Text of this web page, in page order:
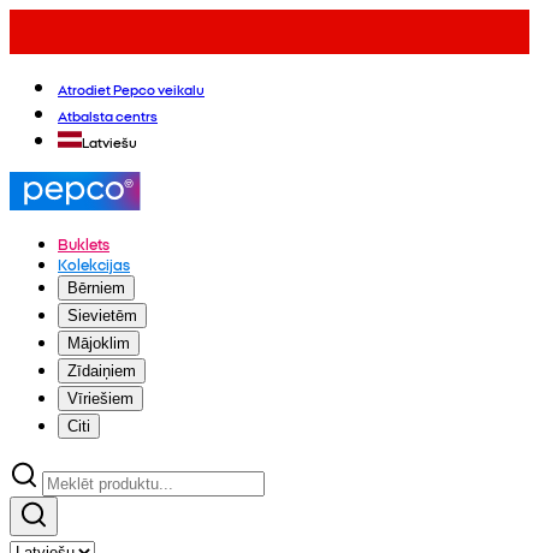
Atrodiet Pepco veikalu
Atbalsta centrs
Latviešu
Buklets
Kolekcijas
Bērniem
Sievietēm
Mājoklim
Zīdaiņiem
Vīriešiem
Citi